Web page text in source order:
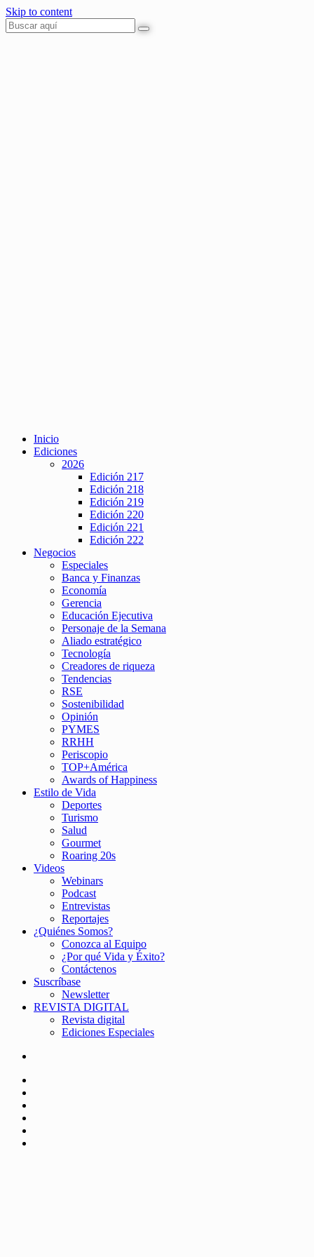
Skip to content
Inicio
Ediciones
2026
Edición 217
Edición 218
Edición 219
Edición 220
Edición 221
Edición 222
Negocios
Especiales
Banca y Finanzas
Economía
Gerencia
Educación Ejecutiva
Personaje de la Semana
Aliado estratégico
Tecnología
Creadores de riqueza
Tendencias
RSE
Sostenibilidad
Opinión
PYMES
RRHH
Periscopio
TOP+América
Awards of Happiness
Estilo de Vida
Deportes
Turismo
Salud
Gourmet
Roaring 20s
Videos
Webinars
Podcast
Entrevistas
Reportajes
¿Quiénes Somos?
Conozca al Equipo
¿Por qué Vida y Éxito?
Contáctenos
Suscríbase
Newsletter
REVISTA DIGITAL
Revista digital
Ediciones Especiales